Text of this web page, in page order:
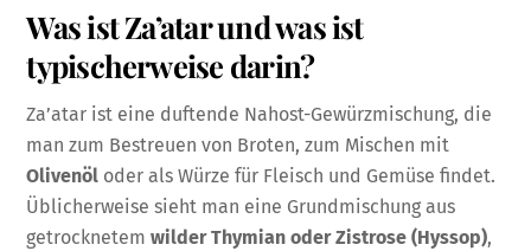
Was ist Za’atar und was ist
typischerweise darin?
Za’atar ist eine duftende Nahost-Gewürzmischung, die
man zum Bestreuen von Broten, zum Mischen mit
Olivenöl oder als Würze für Fleisch und Gemüse findet.
Üblicherweise sieht man eine Grundmischung aus
getrocknetemwilder Thymian oder Zistrose (Hyssop),